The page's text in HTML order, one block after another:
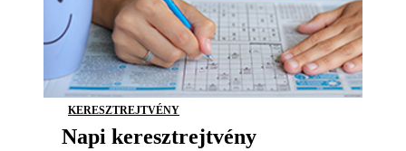
KERESZTREJTVÉNY
Napi keresztrejtvény